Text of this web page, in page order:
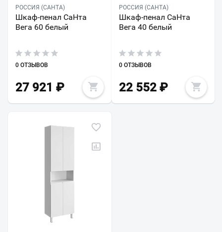
РОССИЯ (САНТА)
Шкаф-пенал СаНта
Вега 60 белый
0 ОТЗЫВОВ
27 921 ₽
РОССИЯ (САНТА)
Шкаф-пенал СаНта
Вега 40 белый
0 ОТЗЫВОВ
22 552₽